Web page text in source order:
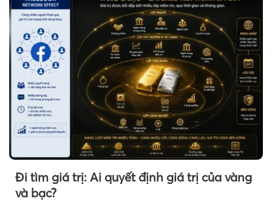
Đi tìm giá trị: Ai quyết định giá trị của vàng
và bạc?